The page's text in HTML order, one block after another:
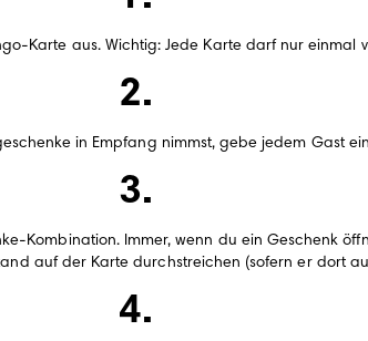
Karte aus. Wichtig: Jede Karte darf nur einmal
in Empfang nimmst, gebe jedem Gast
Kombination. Immer, wenn du ein Geschenk
auf der Karte durchstreichen (sofern er dort